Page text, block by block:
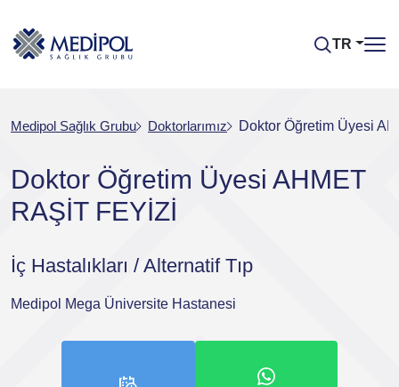
TR
Medipol Sağlık Grubu Doktorlarımız Doktor Öğretim Üyesi
Doktor Öğretim Üyesi AHMET
RAŞİT FEYİZİ
İç Hastalıkları / Alternatif Tıp
Medipol Mega Üniversite Hastanesi